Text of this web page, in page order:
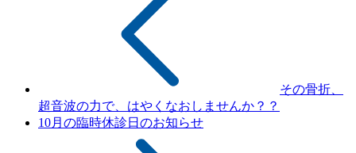
その骨折、
超音波の力で、はやくなおしませんか？？
10月の臨時休診日のお知らせ